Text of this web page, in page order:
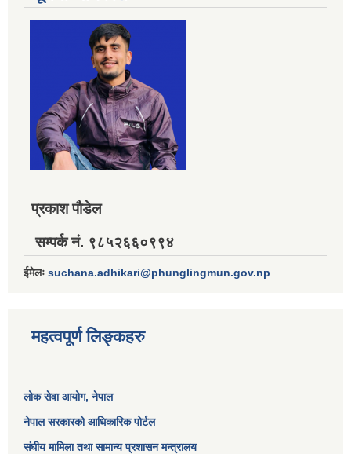
प्रकाश पौडेल
सम्पर्क नं. ९८५२६६०९९४
ईमेलः suchana.adhikari@phunglingmun.gov.np
महत्वपूर्ण लिङ्कहरु
लोक सेवा आयोग, नेपाल
नेपाल सरकारको आधिकारिक पोर्टल
संघीय मामिला तथा सामान्य प्रशासन मन्त्रालय